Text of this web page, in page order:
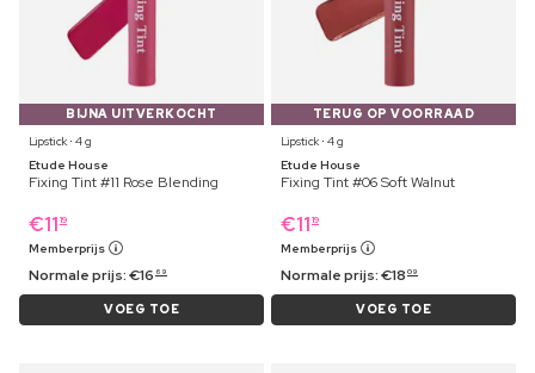
BIJNA UITVERKOCHT
Lipstick ⋅ 4 g
Etude House
Fixing Tint #11 Rose Blending
€11 19
Memberprijs
Normale prijs:€16 69
VOEG TOE
TERUG OP VOORRAAD
Lipstick ⋅ 4 g
Etude House
Fixing Tint #06 Soft Walnut
€11 19
Memberprijs
Normale prijs:€18 09
VOEG TOE